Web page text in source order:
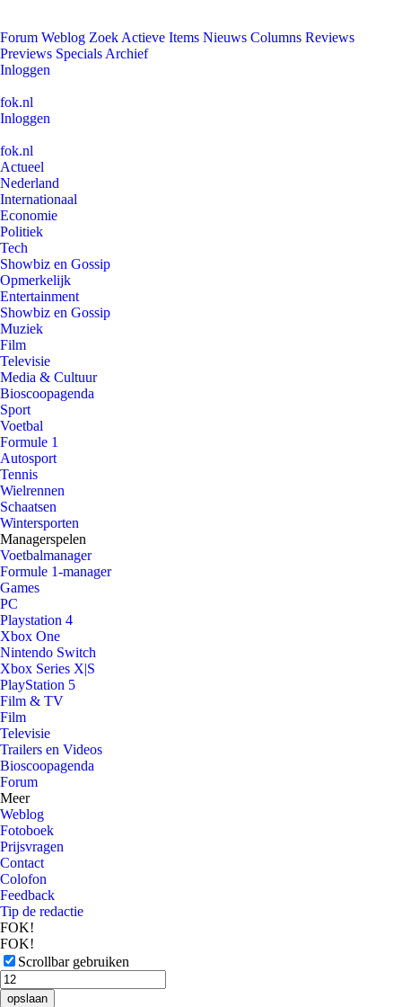
Forum Weblog Zoek Actieve Items Nieuws Columns Reviews
Previews Specials Archief
Inloggen
fok.nl
Inloggen
fok.nl
Actueel
Nederland
Internationaal
Economie
Politiek
Tech
Showbiz en Gossip
Opmerkelijk
Entertainment
Showbiz en Gossip
Muziek
Film
Televisie
Media & Cultuur
Bioscoopagenda
Sport
Voetbal
Formule 1
Autosport
Tennis
Wielrennen
Schaatsen
Wintersporten
Managerspelen
Voetbalmanager
Formule 1-manager
Games
PC
Playstation 4
Xbox One
Nintendo Switch
Xbox Series X|S
PlayStation 5
Film & TV
Film
Televisie
Trailers en Videos
Bioscoopagenda
Forum
Meer
Weblog
Fotoboek
Prijsvragen
Contact
Colofon
Feedback
Tip de redactie
FOK!
FOK!
Scrollbar gebruiken
opslaan